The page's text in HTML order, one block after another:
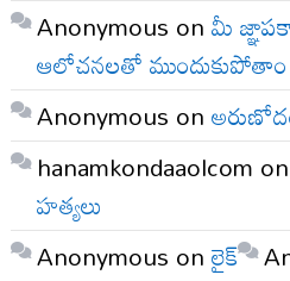
Anonymous onమీ
ఆలోచనలతో ముందుకుపోతాం
Anonymous on
hanamkondaaolcom on
హత్యలు
Anonymous onలైక్